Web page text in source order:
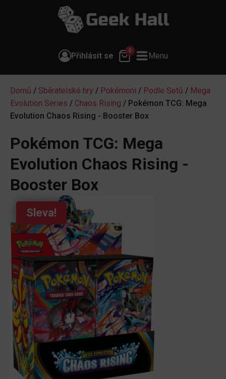
Přihlásit se
0
Menu
Domů / Sběratelské hry / Pokémoni / Podle Setů / Mega
Evolution Series / Chaos Rising / Pokémon TCG: Mega
Evolution Chaos Rising - Booster Box
Pokémon TCG: Mega
Evolution Chaos Rising -
Booster Box
Sleva!